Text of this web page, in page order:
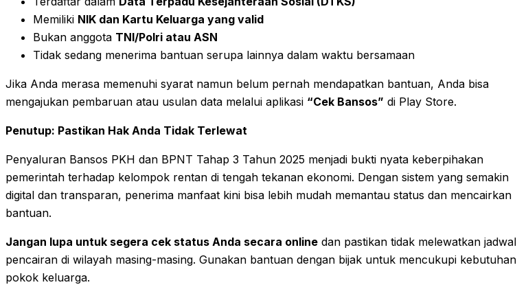
Memiliki NIK dan Kartu Keluarga yang valid
Bukan anggota TNI/Polri atau ASN
Tidak sedang menerima bantuan serupa lainnya dalam waktu bersamaan
Jika Anda merasa memenuhi syarat namun belum pernah mendapatkan bantuan, Anda bisa
mengajukan pembaruan atau usulan data melalui aplikasi “Cek Bansos” di Play Store.
Penutup: Pastikan Hak Anda Tidak Terlewat
Penyaluran Bansos PKH dan BPNT Tahap 3 Tahun 2025 menjadi bukti nyata keberpihakan
pemerintah terhadap kelompok rentan di tengah tekanan ekonomi. Dengan sistem yang semakin
digital dan transparan, penerima manfaat kini bisa lebih mudah memantau status dan mencairkan
bantuan.
Jangan lupa untuk segera cek status Anda secara online dan pastikan tidak melewatkan jadwal
pencairan di wilayah masing-masing. Gunakan bantuan dengan bijak untuk mencukupi kebutuhan
pokok keluarga.